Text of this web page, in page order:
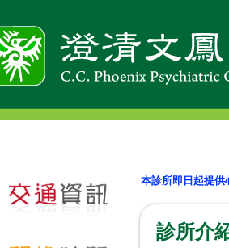
本診所即日起提供
診所介